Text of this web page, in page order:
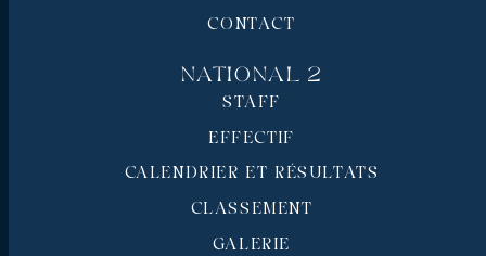
CONTACT
National 2
STAFF
EFFECTIF
CALENDRIER ET RÉSULTATS
CLASSEMENT
GALERIE